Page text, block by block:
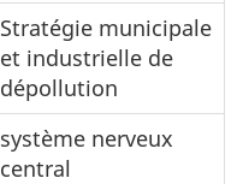
Stratégie municipale
et industrielle de
dépollution
système nerveux
central